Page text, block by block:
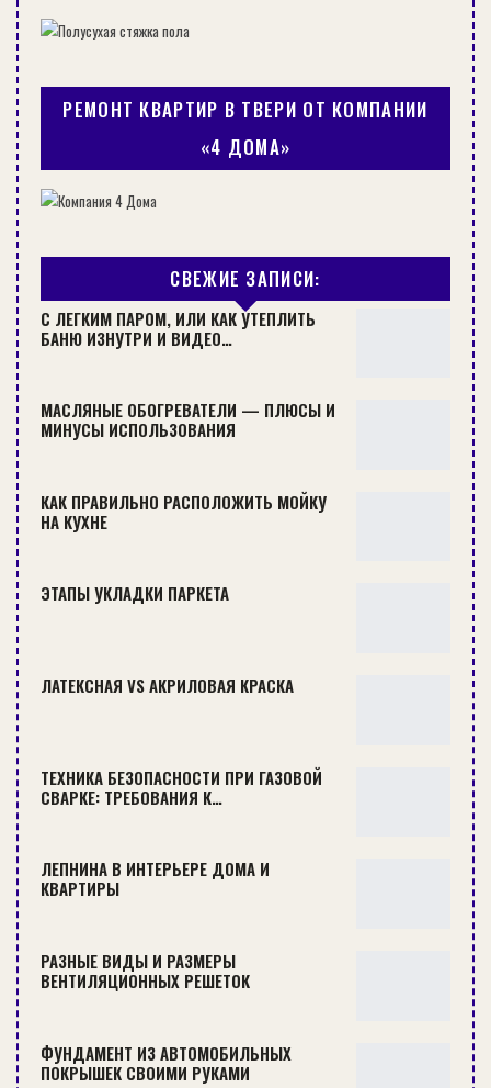
ГИДРОИЗОЛЯЦИЯ ФУНДАМЕНТА: ПУТЬ К НАДЕЖНОСТИ И
ДОЛГОВЕЧНОСТИ…
ПРЕИМУЩЕСТВА И ОСОБЕННОСТИ ИНЪЕКЦИОННОЙ
ГИДРОИЗОЛЯЦИИ
К содержанию ↑
Преимущества покрытия
Рулонные кровли обладают большим списком
достоинств.
важнейших качеств, так как влага оказываeт
и не пропускает ее внутрь, что позволяет
РЕМОНТ КВАРТИР В ТВЕРИ ОТ КОМПАНИИ
«4 ДОМА»
СВЕЖИЕ ЗАПИСИ:
С ЛЕГКИМ ПАРОМ, ИЛИ КАК УТЕПЛИТЬ
БАНЮ ИЗНУТРИ И ВИДЕО…
МАСЛЯНЫЕ ОБОГРЕВАТЕЛИ — ПЛЮСЫ И
МИНУСЫ ИСПОЛЬЗОВАНИЯ
КАК ПРАВИЛЬНО РАСПОЛОЖИТЬ МОЙКУ
НА КУХНЕ
ЭТАПЫ УКЛАДКИ ПАРКЕТА
ЛАТЕКСНАЯ VS АКРИЛОВАЯ КРАСКА
ТЕХНИКА БЕЗОПАСНОСТИ ПРИ ГАЗОВОЙ
СВАРКЕ: ТРЕБОВАНИЯ К…
ЛЕПНИНА В ИНТЕРЬЕРЕ ДОМА И
КВАРТИРЫ
РАЗНЫЕ ВИДЫ И РАЗМЕРЫ
ВЕНТИЛЯЦИОННЫХ РЕШЕТОК
ФУНДАМЕНТ ИЗ АВТОМОБИЛЬНЫХ
ПОКРЫШЕК СВОИМИ РУКАМИ